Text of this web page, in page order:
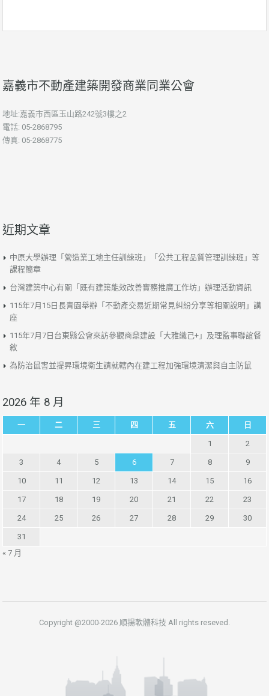
嘉義市不動產建築開發商業同業公會
地址:嘉義市西區玉山路242號3樓之2
電話: 05-2868795
傳真: 05-2868775
近期文章
中原大學辦理「營造業工地主任訓練班」「公共工程品質管理訓練班」等
課程簡章
台灣建築中心有關「既有建築能效改善實務推廣工作坊」辦理活動資訊
115年7月15日長青園舉辦「不動產交易近期常見糾紛分享等相關說明」講
座
115年7月7日台東縣公會來訪參觀商鼎建設「大雅織己+」及理監事聯誼餐
敘
為防治鼠害並提昇環境衛生請就轄內在建工程加強環境清潔與自主防鼠
2026 年 8 月
一 二 三 四 五 六 日
1 2
3 4 5 6 7 8 9
10 11 12 13 14 15 16
17 18 19 20 21 22 23
24 25 26 27 28 29 30
31
« 7 月
Copyright @2000-2026 順揚軟體科技 All rights reseved.